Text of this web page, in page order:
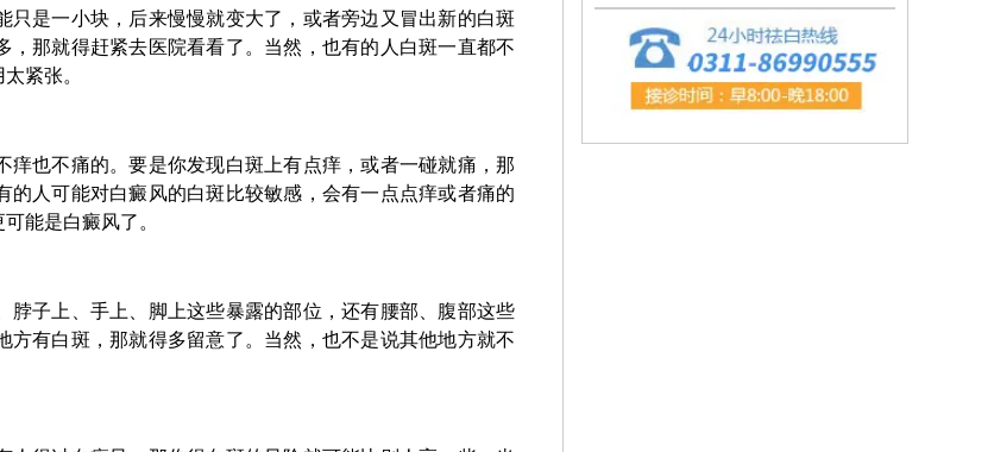
是一小块，后来慢慢就变大了，或者旁边又冒出新的白斑
那就得赶紧去医院看看了。当然，也有的人白斑一直都不
紧张。
也不痛的。要是你发现白斑上有点痒，或者一碰就痛，那
人可能对白癜风的白斑比较敏感，会有一点点痒或者痛的
能是白癜风了。
子上、手上、脚上这些暴露的部位，还有腰部、腹部这些
有白斑，那就得多留意了。当然，也不是说其他地方就不